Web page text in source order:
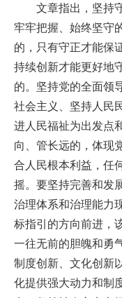
文章指出，坚持守
牢牢把握、始终坚守
的，只有守正才能保
持续创新才能更好地
的。坚持党的全面领
社会主义、坚持人民
进人民福祉为出发点
向、管长远的，体现
合人民根本利益，任
摇。要坚持完善和发
治理体系和治理能力
标指引的方向前进，
一往无前的胆魄和勇
制度创新、文化创新
化提供强大动力和制